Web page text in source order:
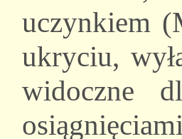
uczynkiem
ukryciu,
widoczne